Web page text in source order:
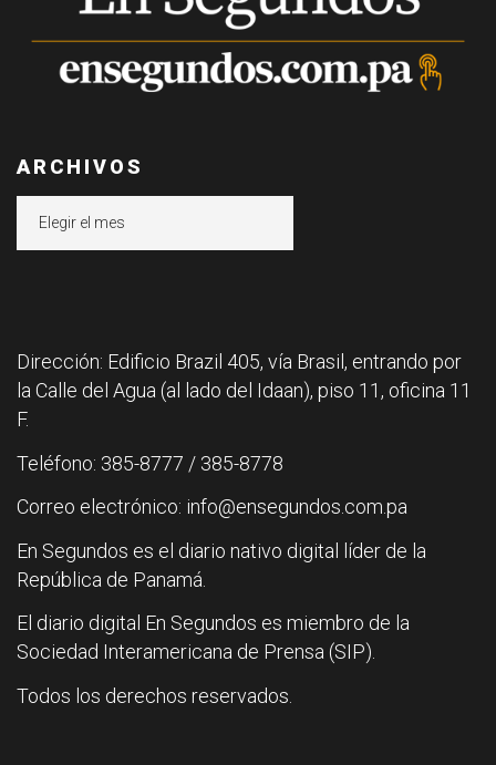
ARCHIVOS
Dirección: Edificio Brazil 405, vía Brasil, entrando por
la Calle del Agua (al lado del Idaan), piso 11, oficina 11
F.
Teléfono: 385-8777 / 385-8778
Correo electrónico: info@ensegundos.com.pa
En Segundos es el diario nativo digital líder de la
República de Panamá.
El diario digital En Segundos es miembro de la
Sociedad Interamericana de Prensa (SIP).
Todos los derechos reservados.